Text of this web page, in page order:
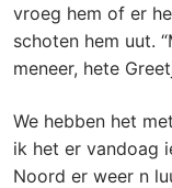
vroeg hem of er
schoten hem uut.
meneer, hete
We hebben het
ik het er vandoag
Noord er weer n